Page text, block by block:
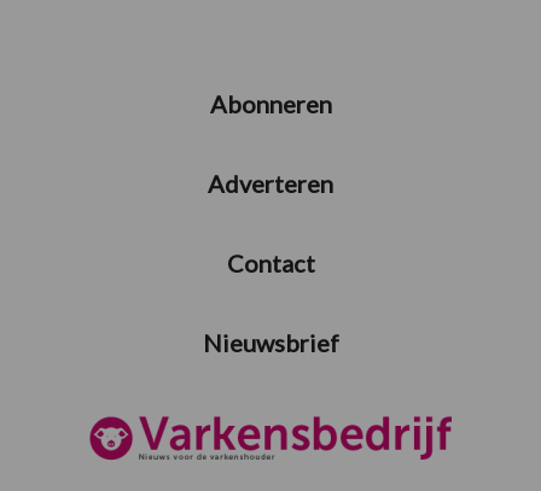
Abonneren
Adverteren
Contact
Nieuwsbrief